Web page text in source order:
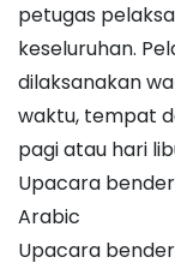
petugas
keseluruhan.
dilaksanakan
waktu, tempat
pagi atau hari
Upacara
Arabic
Upacara